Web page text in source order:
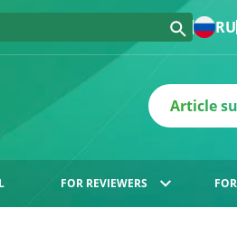
RU
Article
FOR REVIEWERS